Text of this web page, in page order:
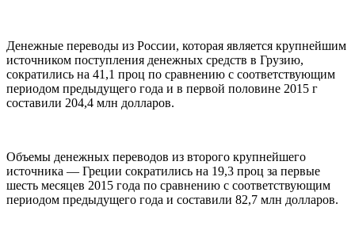
Денежные переводы из России, которая является крупнейшим
источником поступления денежных средств в Грузию,
сократились на 41,1 проц по сравнению с соответствующим
периодом предыдущего года и в первой половине 2015 г
составили 204,4 млн долларов.
Объемы денежных переводов из второго крупнейшего
источника — Греции сократились на 19,3 проц за первые
шесть месяцев 2015 года по сравнению с соответствующим
периодом предыдущего года и составили 82,7 млн долларов.